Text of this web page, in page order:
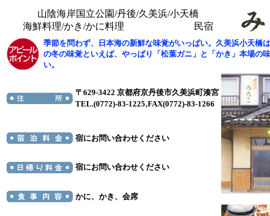
山陰海岸国立公園/丹後/久美浜/小天橋
海鮮料理/かき/かに料理 民宿
季節を問わず、日本海の新鮮な味覚がいっぱい。久美浜小天橋
の冬の味覚といえば、やっぱり「松葉ガニ」と「かき」本場の
い。
〒629-3422 京都府京丹後市久美浜町湊宮
TEL.(0772)-83-1225,FAX(0772)-83-1266
宿にお問い合わせください
宿にお問い合わせください
かに、かき、会席